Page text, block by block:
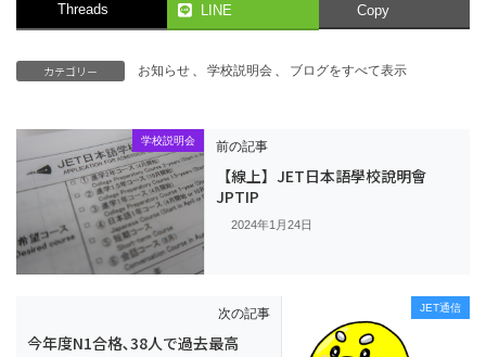
Threads LINE Copy
カテゴリー お知らせ 、 学校説明会 、 ブログをすべて表示
学校説明会 前の記事
【線上】JET日本語學校說明會
JPTIP
2024年1月24日
JET通信
次の記事
今年度N1合格､38人で過去最高